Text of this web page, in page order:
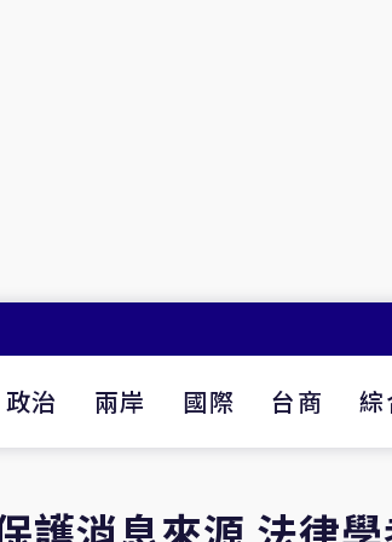
政治 兩岸 國際 台商 綜